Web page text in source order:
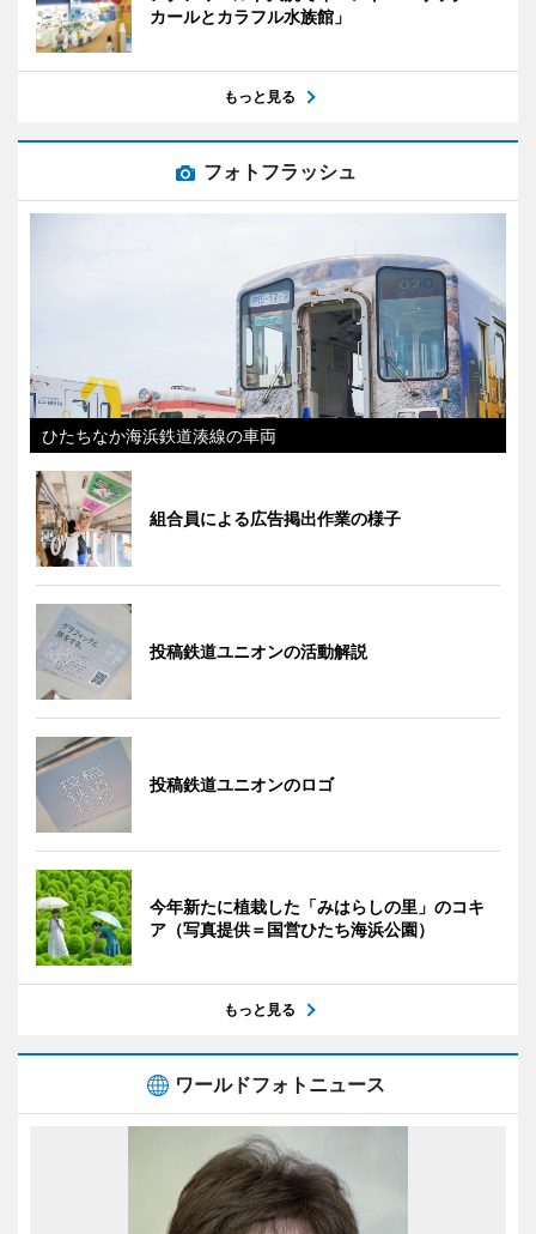
カールとカラフル水族館」
もっと見る
フォトフラッシュ
ひたちなか海浜鉄道湊線の車両
組合員による広告掲出作業の様子
投稿鉄道ユニオンの活動解説
投稿鉄道ユニオンのロゴ
今年新たに植栽した「みはらしの里」のコキ
ア（写真提供＝国営ひたち海浜公園）
もっと見る
ワールドフォトニュース